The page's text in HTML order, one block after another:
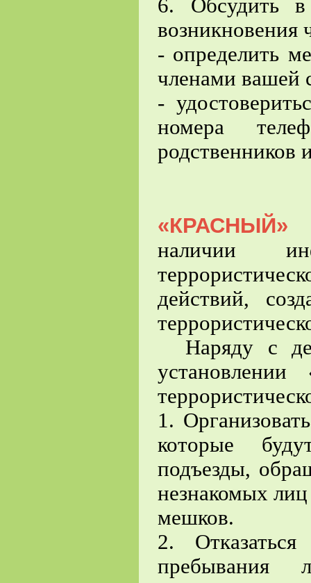
6. Обсудить
возникновения
- определить
членами вашей
-
номера
родственников
«КРАСНЫЙ»
наличии
действий,
Наряду с
1.
которые
подъезды,
незнакомых
мешков.
2.
пребывания